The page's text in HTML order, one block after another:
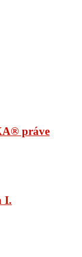
práve
I.